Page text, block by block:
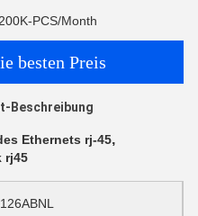
PCS/Month
besten Preis
Beschreibung
Ethernets rj-45,
rj45